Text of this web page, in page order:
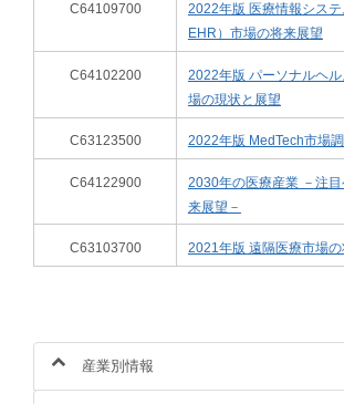
C64109700
2022年版 医療情報システ
EHR）市場の将来展望
C64102200
2022年版 パーソナルヘ
場の現状と展望
C63123500 2022年版 MedTech市場
C64122900
2030年の医療産業 －注
来展望－
C63103700 2021年版 遠隔医療市場
産業別情報